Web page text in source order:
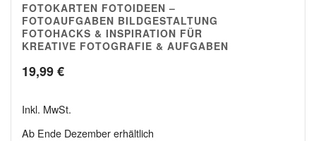
4.82
FOTOKARTEN FOTOIDEEN –
FOTOAUFGABEN BILDGESTALTUNG
FOTOHACKS & INSPIRATION FÜR
KREATIVE FOTOGRAFIE & AUFGABEN
19,99€
Inkl. MwSt.
Ab Ende Dezember erhältlich